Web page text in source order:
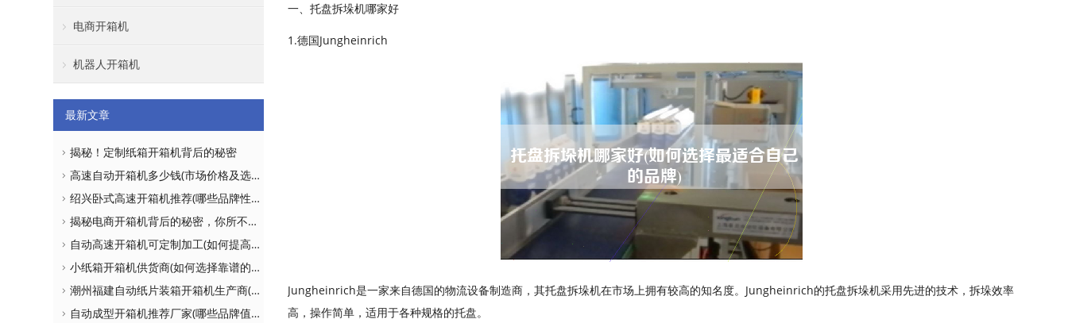
一、托盘拆垛机哪家好
1.德国Jungheinrich
Jungheinrich是一家来自德国的物流设备制造商，其托盘拆垛机在市场上拥有较高的知名度。Jungheinrich的托盘拆垛机采用先进的技术，拆垛效率
高，操作简单，适用于各种规格的托盘。
电商开箱机
机器人开箱机
最新文章
揭秘！定制纸箱开箱机背后的秘密
高速自动开箱机多少钱(市场价格及选购建议)
绍兴卧式高速开箱机推荐(哪些品牌性价比更高)
揭秘电商开箱机背后的秘密，你所不知道的真相！
自动高速开箱机可定制加工(如何提高生产效率)
小纸箱开箱机供货商(如何选择靠谱的供应商)
潮州福建自动纸片装箱开箱机生产商(如何选择更适合自己的设备)
自动成型开箱机推荐厂家(哪些品牌值得购买)